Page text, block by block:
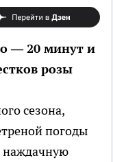
— 20 минут и
розы
сезона,
погоды
наждачную